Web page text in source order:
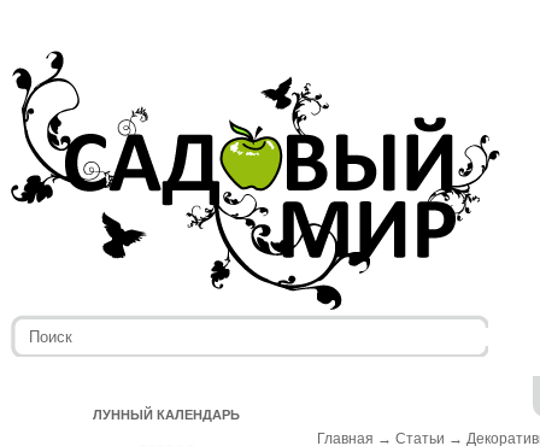
ЛУННЫЙ КАЛЕНДАРЬ
Главная → Статьи →